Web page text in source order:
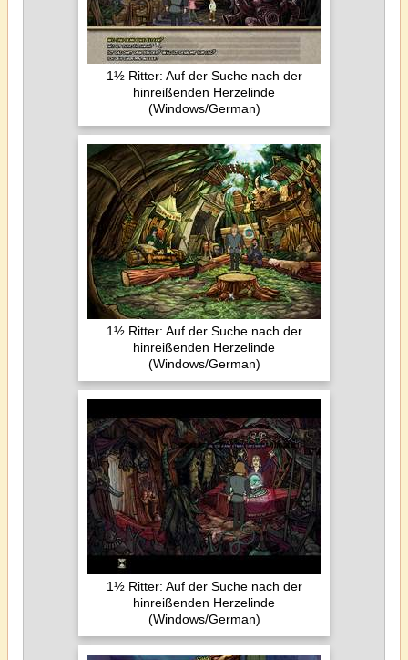
1½ Ritter: Auf der Suche nach der
hinreißenden Herzelinde
(Windows/German)
1½ Ritter: Auf der Suche nach der
hinreißenden Herzelinde
(Windows/German)
1½ Ritter: Auf der Suche nach der
hinreißenden Herzelinde
(Windows/German)